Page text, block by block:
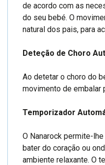
de acordo com as
do seu bebé. O
natural dos pais, para
Deteção de Choro
Ao detetar o choro do
movimento de embalar
Temporizador
O Nanarock permite-
bater do coração ou
ambiente relaxante. O